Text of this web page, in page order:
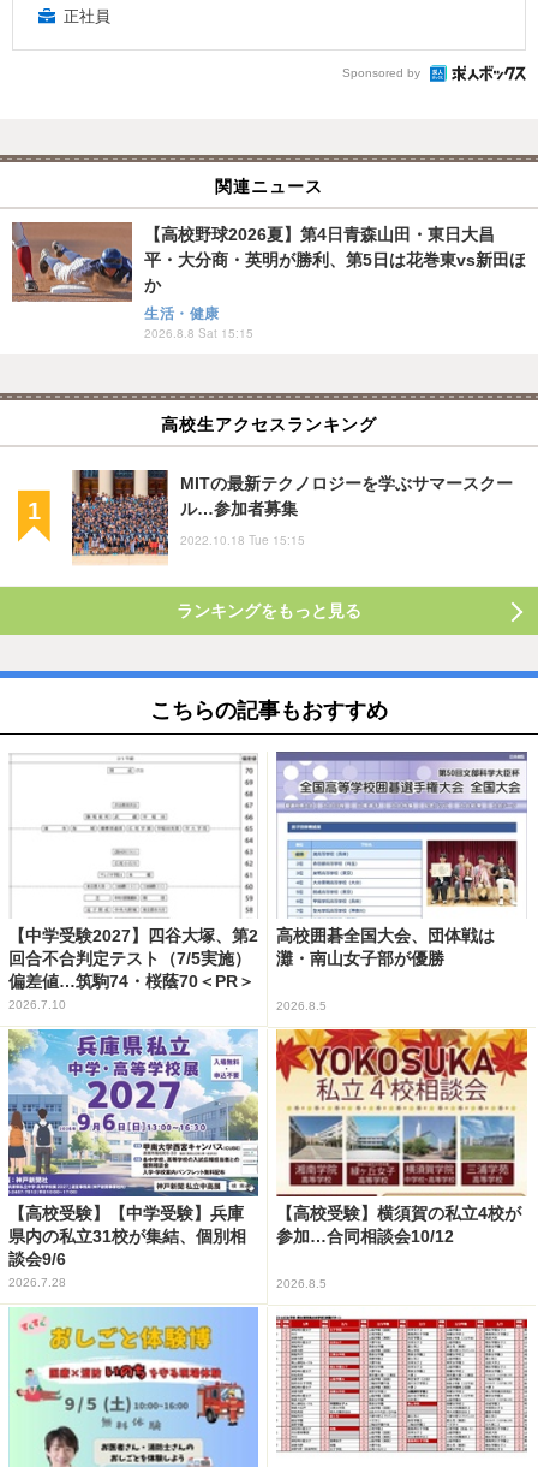
正社員
Sponsored by
関連ニュース
【高校野球2026夏】第4日青森山田・東日大昌
平・大分商・英明が勝利、第5日は花巻東vs新田ほ
か
生活・健康
2026.8.8 Sat 15:15
高校生アクセスランキング
MITの最新テクノロジーを学ぶサマースクー
ル…参加者募集
2022.10.18 Tue 15:15
ランキングをもっと見る
こちらの記事もおすすめ
【中学受験2027】四谷大塚、第2
回合不合判定テスト（7/5実施）
偏差値…筑駒74・桜蔭70＜PR＞
2026.7.10
高校囲碁全国大会、団体戦は
灘・南山女子部が優勝
2026.8.5
【高校受験】【中学受験】兵庫
県内の私立31校が集結、個別相
談会9/6
2026.7.28
【高校受験】横須賀の私立4校が
参加…合同相談会10/12
2026.8.5